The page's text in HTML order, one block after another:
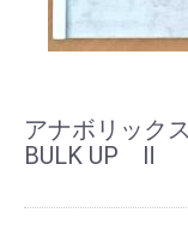
アナボリック
BULK UP Ⅱ